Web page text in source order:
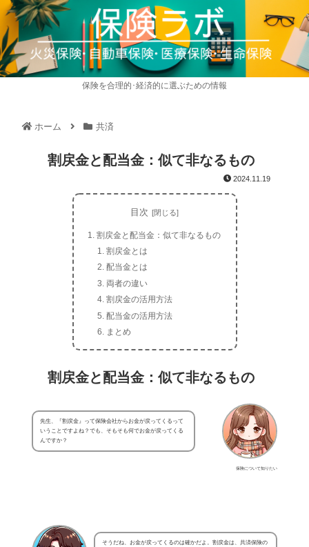
保険を合理的･経済的に選ぶための情報
ホーム 共済
割戻金と配当金：似て非なるもの
2024.11.19
目次
割戻金と配当金：似て非なるもの
割戻金とは
配当金とは
両者の違い
割戻金の活用方法
配当金の活用方法
まとめ
割戻金と配当金：似て非なるもの
保険について知りたい
先生、『割戻金』って保険会社からお金が戻ってくるって
いうことですよね？でも、そもそも何でお金が戻ってくる
んですか？
そうだね、お金が戻ってくるのは確かだよ。割戻金は、共済保険の